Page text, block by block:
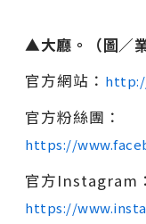
▲大廳。（圖／業
官方網站：
官方粉絲團：
https://
官方Instagram：
https://